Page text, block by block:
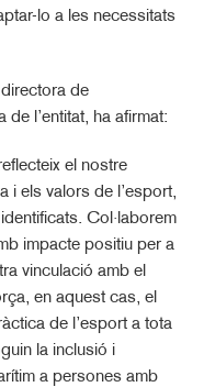
lo a les necessitats
de
l’entitat, ha afirmat:
el nostre
i els valors de l’esport,
Col·laborem
impacte positiu per a
vinculació amb el
en aquest cas, el
de l’esport a tota
la inclusió i
a persones amb